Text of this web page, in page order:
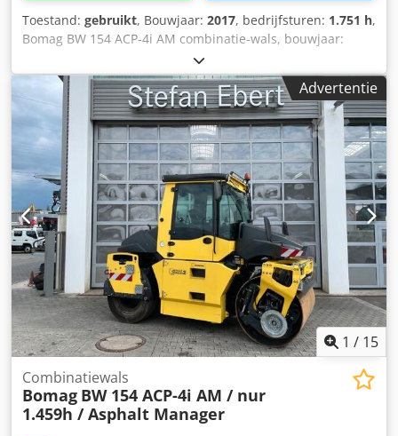
Toestand: gebruikt, Bouwjaar: 2017, bedrijfsturen: 1.751 h,
Bomag BW 154 ACP-4i AM combinatie-wals, bouwjaar:
2017, draaiuren: slechts 1.751 uur, motor: Kubota [55,4
kW/75 pk], Asphalt Manager 2, asfaltsnijinrichting aan
beide zijden, gewicht: 7.400 kg, gladde trommelbekleding,
goede staat, direct inzetbaar. Op verzoek maken wij u
graag een lease- of financieringsvoorstel. De heer Mihm
(tel. ) staat u hierbij graag te woord. Meer informatie vindt
u op onze website. Fouten en voorafgaande verkoop
voorbehouden! Verhuur mogelijk. Dedpfx Afezq Tztovjck =
Meer informatie = Neem contact op met Tobias Ebert voor
meer informatie.
Advertentie
1 / 15
Combinatiewals
Bomag BW 154 ACP-4i AM / nur
1.459h / Asphalt Manager